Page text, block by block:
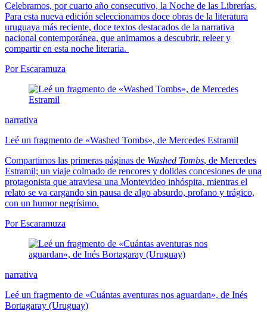
Celebramos, por cuarto año consecutivo, la Noche de las Librerías.
Para esta nueva edición seleccionamos doce obras de la literatura
uruguaya más reciente, doce textos destacados de la narrativa
nacional contemporánea, que animamos a descubrir, releer y
compartir en esta noche literaria.
Por Escaramuza
narrativa
Leé un fragmento de «Washed Tombs», de Mercedes Estramil
Compartimos las primeras páginas de Washed Tombs, de Mercedes
Estramil; un viaje colmado de rencores y dolidas concesiones de una
protagonista que atraviesa una Montevideo inhóspita, mientras el
relato se va cargando sin pausa de algo absurdo, profano y trágico,
con un humor negrísimo.
Por Escaramuza
narrativa
Leé un fragmento de «Cuántas aventuras nos aguardan», de Inés
Bortagaray (Uruguay)